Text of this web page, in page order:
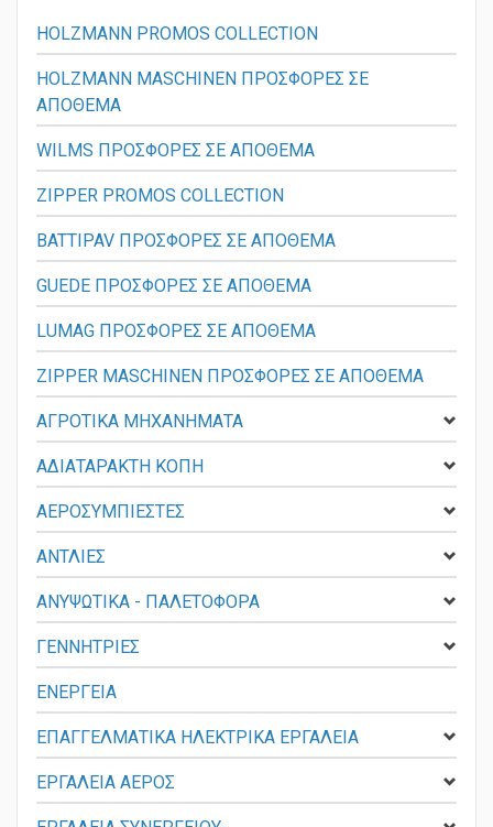
HOLZMANN PROMOS COLLECTION
HOLZMANN MASCHINEN ΠΡΟΣΦΟΡΕΣ ΣΕ
ΑΠΟΘΕΜΑ
WILMS ΠΡΟΣΦΟΡΕΣ ΣΕ ΑΠΟΘΕΜΑ
ZIPPER PROMOS COLLECTION
BATTIPAV ΠΡΟΣΦΟΡΕΣ ΣΕ ΑΠΟΘΕΜΑ
GUEDE ΠΡΟΣΦΟΡΕΣ ΣΕ ΑΠΟΘΕΜΑ
LUMAG ΠΡΟΣΦΟΡΕΣ ΣΕ ΑΠΟΘΕΜΑ
ZIPPER MASCHINEN ΠΡΟΣΦΟΡΕΣ ΣΕ ΑΠΟΘΕΜΑ
ΑΓΡΟΤΙΚΑ ΜΗΧΑΝΗΜΑΤΑ
ΑΔΙΑΤΑΡΑΚΤΗ ΚΟΠΗ
ΑΕΡΟΣΥΜΠΙΕΣΤΕΣ
ΑΝΤΛΙΕΣ
ΑΝΥΨΩΤΙΚΑ - ΠΑΛΕΤΟΦΟΡΑ
ΓΕΝΝΗΤΡΙΕΣ
ΕΝΕΡΓΕΙΑ
ΕΠΑΓΓΕΛΜΑΤΙΚΑ ΗΛΕΚΤΡΙΚΑ ΕΡΓΑΛΕΙΑ
ΕΡΓΑΛΕΙΑ ΑΕΡΟΣ